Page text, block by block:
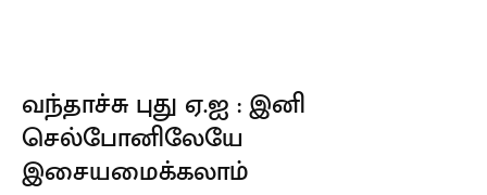
வந்தாச்சு புது ஏ.ஐ : இனி
செல்போனிலேயே
இசையமைக்கலாம்